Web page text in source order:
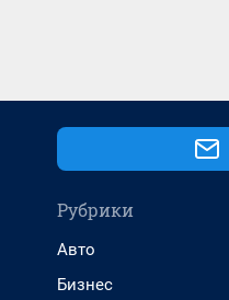
Рубрики
Авто
Бизнес